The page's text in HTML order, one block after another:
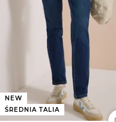
NEW
ŚREDNIA TALIA